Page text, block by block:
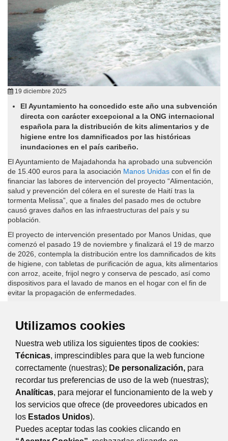
Utilizamos cookies
Nuestra web utiliza los siguientes tipos de cookies:
Técnicas, imprescindibles para que la web funcione
correctamente (nuestras); De personalización, para
recordar tus preferencias de uso de la web (nuestras);
Analíticas, para mejorar el funcionamiento de la web y
los servicios que ofrece (de proveedores ubicados en
los Estados Unidos).
Puedes aceptar todas las cookies clicando en
19 diciembre 2025
El Ayuntamiento ha concedido este año una subvención
directa con carácter excepcional a la ONG internacional
española para la distribución de kits alimentarios y de
higiene entre los damnificados por las históricas
inundaciones en el país caribeño.
El Ayuntamiento de Majadahonda ha aprobado una subvención
de 15.400 euros para la asociación Manos Unidas con el fin de
financiar las labores de intervención del proyecto “Alimentación,
salud y prevención del cólera en el sureste de Haití tras la
tormenta Melissa”, que a finales del pasado mes de octubre
causó graves daños en las infraestructuras del país y su
población.
El proyecto de intervención presentado por Manos Unidas, que
comenzó el pasado 19 de noviembre y finalizará el 19 de marzo
de 2026, contempla la distribución entre los damnificados de kits
de higiene, con tabletas de purificación de agua, kits alimentarios
con arroz, aceite, frijol negro y conserva de pescado, así como
dispositivos para el lavado de manos en el hogar con el fin de
evitar la propagación de enfermedades.
causó muertes, graves pérdidas agrícolas, daños en
de las fuentes de agua.
La concejala de Relaciones Institucionales e Inclusión Social,
Rocío Manzaneque ha destacado “el gran trabajo que está
realizando Manos Unidas en un país en estado de emergencia,
sin recursos, con una población sumida en la miseria y el caos
político desde hace años. En este contexto, cualquier ayuda es
necesaria y urgente, y Majadahonda ha querido hacer su
aportacion”.